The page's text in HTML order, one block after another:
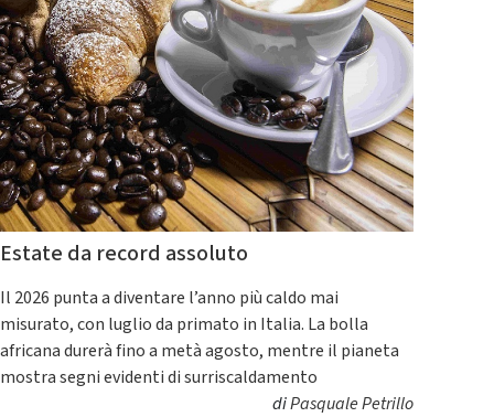
Estate da record assoluto
Il 2026 punta a diventare l’anno più caldo mai
misurato, con luglio da primato in Italia. La bolla
africana durerà fino a metà agosto, mentre il pianeta
mostra segni evidenti di surriscaldamento
diPasquale Petrillo